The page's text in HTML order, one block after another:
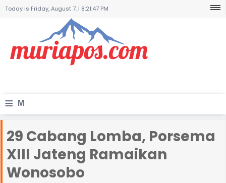
Today is Friday, August 7. | 8:21:47 PM
≡ M
n
u
29 Cabang Lomba, Porsema
XIII Jateng Ramaikan
Wonosobo